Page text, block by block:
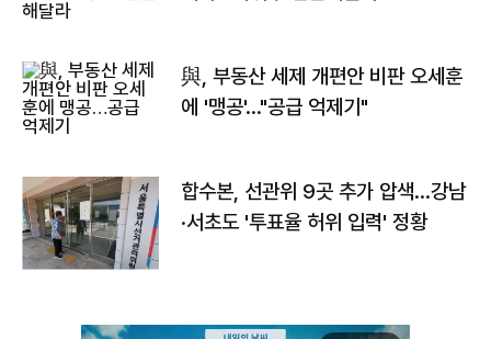
與, 부동산 세제 개편안 비판 오세훈
에 '맹공'…"공급 억제기"
합수본, 선관위 9곳 추가 압색…강남
·서초도 '투표율 허위 입력' 정황